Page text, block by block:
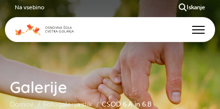
Galerije
Domov Fotogalerija slik CŠOD 6.A in 6.B
Na vsebino Iskanje